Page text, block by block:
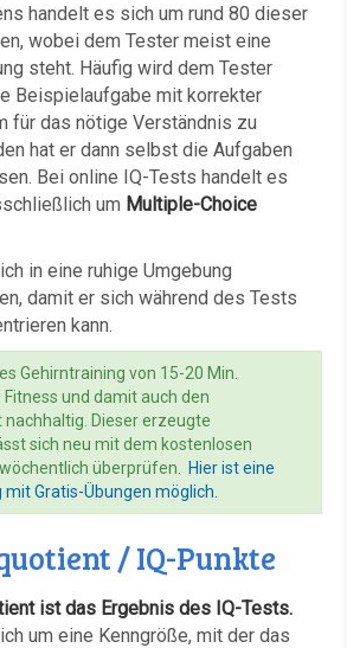
handelt es sich um rund 80 dieser
wobei dem Tester meist eine
steht. Häufig wird dem Tester
Beispielaufgabe mit korrekter
für das nötige Verständnis zu
hat er dann selbst die Aufgaben
Bei online IQ-Tests handelt es
um Multiple-Choice
in eine ruhige Umgebung
damit er sich während des Tests
kann.
Gehirntraining von 15-20 Min.
und damit auch den
Dieser erzeugte
sich neu mit dem kostenlosen
überprüfen.
Hier ist eine
Gratis-Übungen möglich.
/ IQ-Punkte
ist das Ergebnis des IQ-Tests.
um eine Kenngröße, mit der das